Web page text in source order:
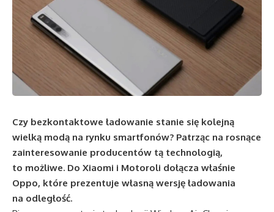
Czy bezkontaktowe ładowanie stanie się kolejną
wielką modą na rynku smartfonów? Patrząc na rosnące
zainteresowanie producentów tą technologią,
to możliwe. Do Xiaomi i Motoroli dołącza właśnie
Oppo, które prezentuje własną wersję ładowania
na odległość.